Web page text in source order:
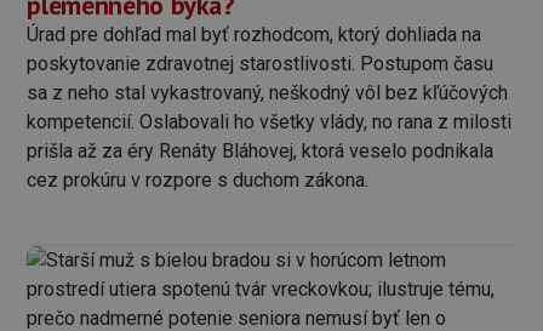
Úrad pre dohľad mal byť rozhodcom, ktorý dohliada na
poskytovanie zdravotnej starostlivosti. Postupom času
sa z neho stal vykastrovaný, neškodný vôl bez kľúčových
kompetencií. Oslabovali ho všetky vlády, no rana z milosti
prišla až za éry Renáty Bláhovej, ktorá veselo podnikala
cez prokúru v rozpore s duchom zákona.